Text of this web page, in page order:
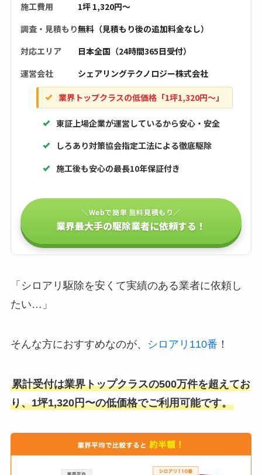
施工費用
1坪 1,320円〜
調査・見積もり無料（見積もり後の追加料金なし）
対応エリア
日本全国（24時間365日受付）
運営会社
シェアリングテクノロジー株式会社
業界トップクラスの低価格「1坪1,320円〜」
東証上場企業が運営しているから安心・安全
しろあり対策協会指定工法による徹底駆除
施工後も安心の最長10年保証付き
＼Webで簡単 無料見積もり／
業界最大手の駆除業者に依頼する！
「シロアリ駆除を安くて実績のある業者に依頼し
たい…」
そんな方におすすめなのが、 シロアリ110番 ！
累計受付は業界トップクラスの500万件を超えてお
り、1坪1,320円〜の低価格でご利用可能です。